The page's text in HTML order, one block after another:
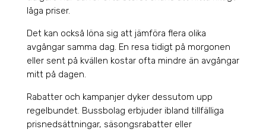
låga priser.
Det kan också löna sig att jämföra flera olika
avgångar samma dag. En resa tidigt på morgonen
eller sent på kvällen kostar ofta mindre än avgångar
mitt på dagen.
Rabatter och kampanjer dyker dessutom upp
regelbundet. Bussbolag erbjuder ibland tillfälliga
prisnedsättningar, säsongsrabatter eller